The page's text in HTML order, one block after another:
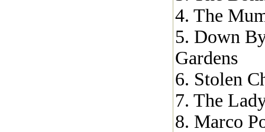
4. The
5. Down
Gardens
6. Stolen
7. The
8. Marco